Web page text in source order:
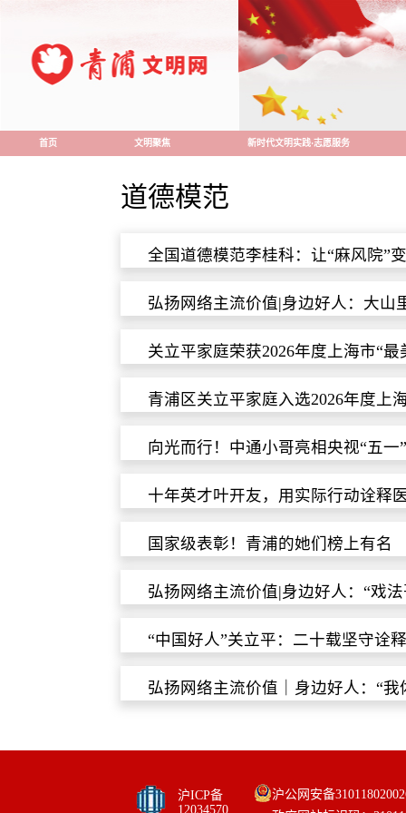
首页 文明聚焦 新时代文明实践·志愿服务
道德模范
全国道德模范李桂科：让“麻风院”
弘扬网络主流价值|身边好人：大山
关立平家庭荣获2026年度上海市“
青浦区关立平家庭入选2026年度上
向光而行！中通小哥亮相央视“五
十年英才叶开友，用实际行动诠释
国家级表彰！青浦的她们榜上有名
弘扬网络主流价值|身边好人：“戏
“中国好人”关立平：二十载坚守诠
弘扬网络主流价值｜身边好人：“
沪ICP备
12034570
沪公网安备